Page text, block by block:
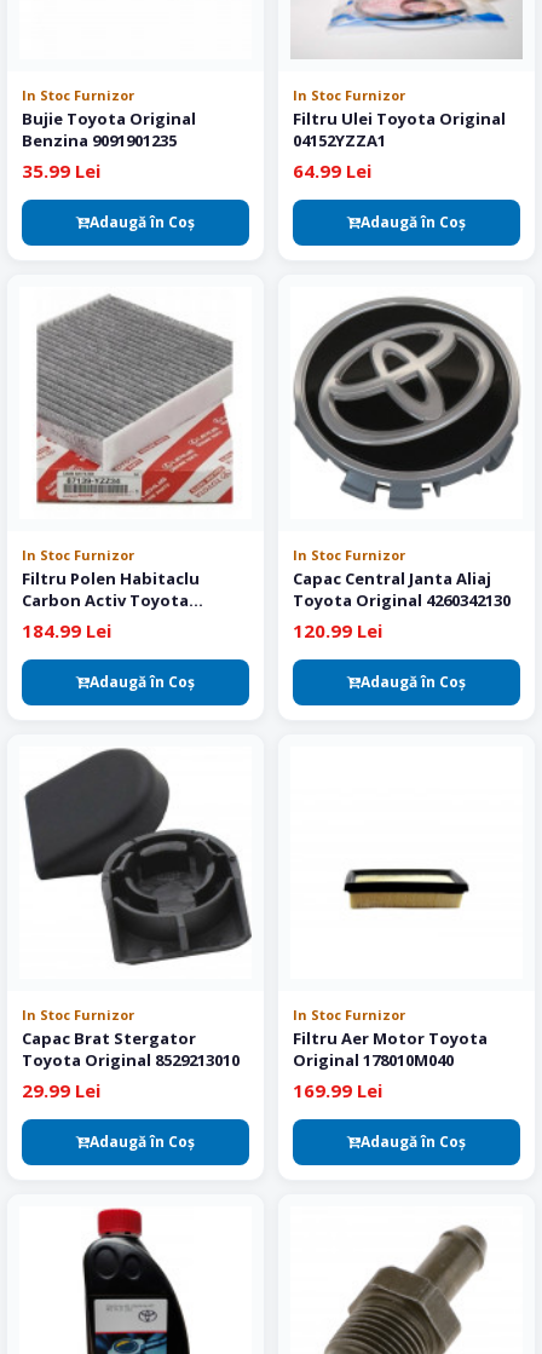
In Stoc Furnizor
Bujie Toyota Original
Benzina 9091901235
35.99 Lei
Adaugă în Coş
In Stoc Furnizor
Filtru Ulei Toyota Original
04152YZZA1
64.99 Lei
Adaugă în Coş
In Stoc Furnizor
Filtru Polen Habitaclu
Carbon Activ Toyota
Original 87139YZZ34
184.99 Lei
Adaugă în Coş
In Stoc Furnizor
Capac Central Janta Aliaj
Toyota Original 4260342130
120.99 Lei
Adaugă în Coş
In Stoc Furnizor
Capac Brat Stergator
Toyota Original 8529213010
29.99 Lei
Adaugă în Coş
In Stoc Furnizor
Filtru Aer Motor Toyota
Original 178010M040
169.99 Lei
Adaugă în Coş